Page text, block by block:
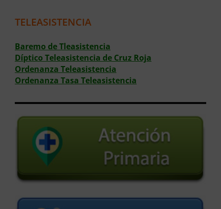
TELEASISTENCIA
Baremo de Tleasistencia
Díptico Teleasistencia de Cruz Roja
Ordenanza Teleasistencia
Ordenanza Tasa Teleasistencia